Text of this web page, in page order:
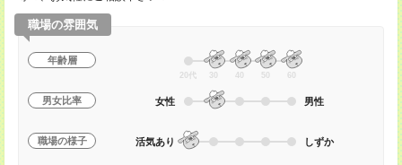
職場の雰囲気
年齢層
20代 30 40 50 60
男女比率 女性 男性
職場の様子 活気あり しずか